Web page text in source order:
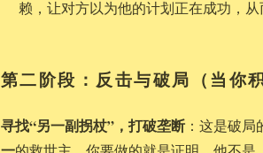
赖，让对方以为他的计划正在成功，从
第二阶段：反击与破局（当你
寻找“另一副拐杖”，打破垄断：这是破局